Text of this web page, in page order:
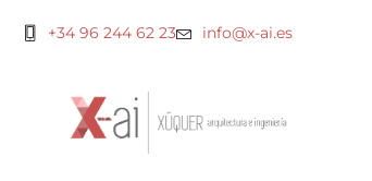
+34 96 244 62 23 info@x-ai.es